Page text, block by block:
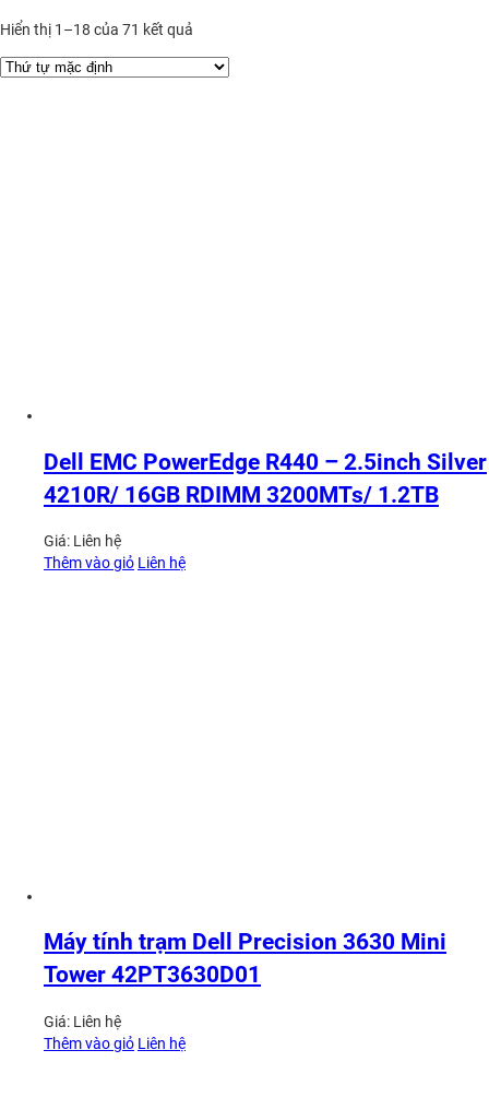
Hiển thị 1–18 của 71 kết quả
Dell EMC PowerEdge R440 – 2.5inch Silver
4210R/ 16GB RDIMM 3200MTs/ 1.2TB
Giá: Liên hệ
Thêm vào giỏ Liên hệ
Máy tính trạm Dell Precision 3630 Mini
Tower 42PT3630D01
Giá: Liên hệ
Thêm vào giỏ Liên hệ